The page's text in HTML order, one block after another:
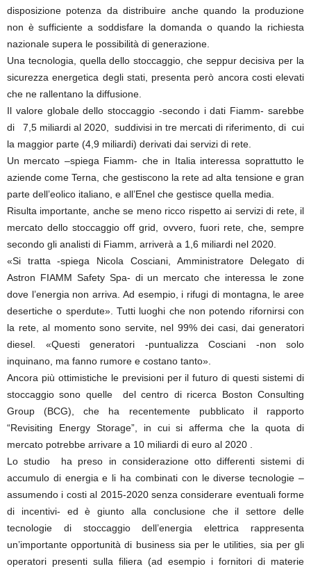
disposizione potenza da distribuire anche quando la produzione
non è sufficiente a soddisfare la domanda o quando la richiesta
nazionale supera le possibilità di generazione.
Una tecnologia, quella dello stoccaggio, che seppur decisiva per la
sicurezza energetica degli stati, presenta però ancora costi elevati
che ne rallentano la diffusione.
Il valore globale dello stoccaggio -secondo i dati Fiamm- sarebbe
di 7,5 miliardi al 2020, suddivisi in tre mercati di riferimento, di cui
la maggior parte (4,9 miliardi) derivati dai servizi di rete.
Un mercato –spiega Fiamm- che in Italia interessa soprattutto le
aziende come Terna, che gestiscono la rete ad alta tensione e gran
parte dell’eolico italiano, e all’Enel che gestisce quella media.
Risulta importante, anche se meno ricco rispetto ai servizi di rete, il
mercato dello stoccaggio off grid, ovvero, fuori rete, che, sempre
secondo gli analisti di Fiamm, arriverà a 1,6 miliardi nel 2020.
«Si tratta -spiega Nicola Cosciani, Amministratore Delegato di
Astron FIAMM Safety Spa- di un mercato che interessa le zone
dove l’energia non arriva. Ad esempio, i rifugi di montagna, le aree
desertiche o sperdute». Tutti luoghi che non potendo rifornirsi con
la rete, al momento sono servite, nel 99% dei casi, dai generatori
diesel. «Questi generatori -puntualizza Cosciani -non solo
inquinano, ma fanno rumore e costano tanto».
Ancora più ottimistiche le previsioni per il futuro di questi sistemi di
stoccaggio sono quelle del centro di ricerca Boston Consulting
Group (BCG), che ha recentemente pubblicato il rapporto
“Revisiting Energy Storage”, in cui si afferma che la quota di
mercato potrebbe arrivare a 10 miliardi di euro al 2020 .
Lo studio ha preso in considerazione otto differenti sistemi di
accumulo di energia e li ha combinati con le diverse tecnologie –
assumendo i costi al 2015-2020 senza considerare eventuali forme
di incentivi- ed è giunto alla conclusione che il settore delle
tecnologie di stoccaggio dell’energia elettrica rappresenta
un’importante opportunità di business sia per le utilities, sia per gli
operatori presenti sulla filiera (ad esempio i fornitori di materie